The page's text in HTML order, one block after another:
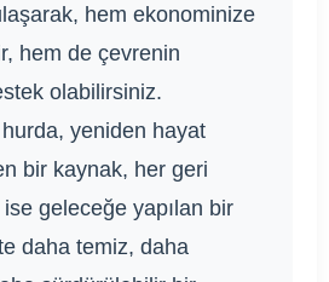
hem ekonominize
hem de çevrenin
olabilirsiniz.
yeniden hayat
bir kaynak, her geri
geleceğe yapılan bir
daha temiz, daha